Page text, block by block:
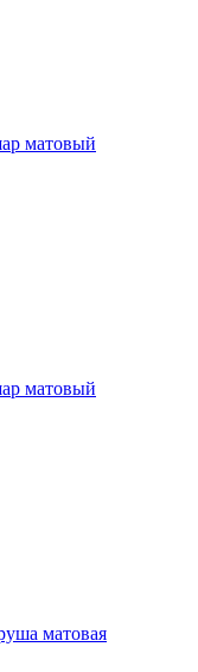
матовый
матовый
матовая